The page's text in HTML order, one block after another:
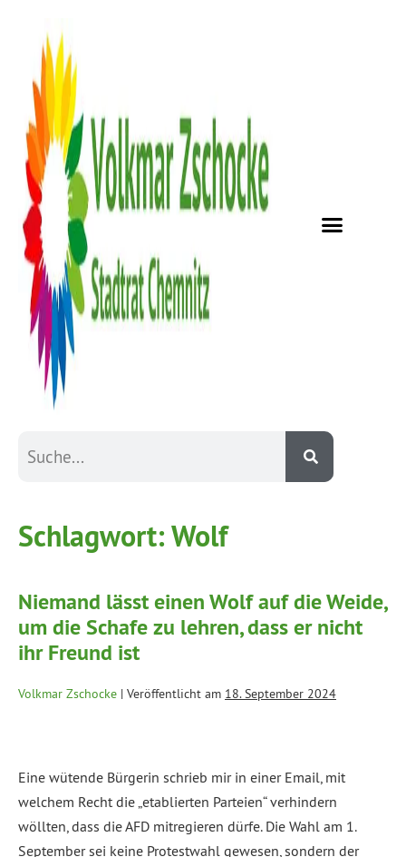
Schlagwort:Wolf
Niemand lässt einen Wolf auf die Weide,
um die Schafe zu lehren, dass er nicht
ihr Freund ist
Volkmar Zschocke | Veröffentlicht am 18. September 2024
Eine wütende Bürgerin schrieb mir in einer Email, mit
welchem Recht die „etablierten Parteien“ verhindern
wöllten, dass die AFD mitregieren dürfe. Die Wahl am 1.
September sei keine Protestwahl gewesen, sondern der